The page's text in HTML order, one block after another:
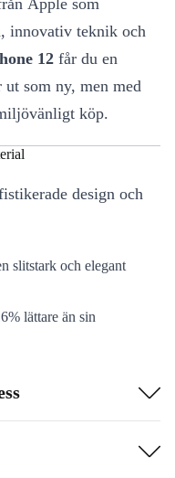
Apple som
innovativ teknik och
12 får du en
ut som ny, men med
köp.
design och
slitstark och elegant
lättare än sin
skärmen
design för en